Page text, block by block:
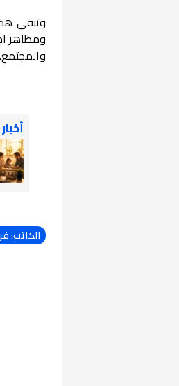
وتبقى
ومظاهر
والمجتمع.
الكاتب: